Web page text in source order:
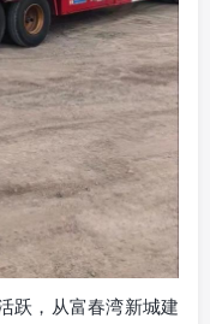
跃，从富春湾新城建